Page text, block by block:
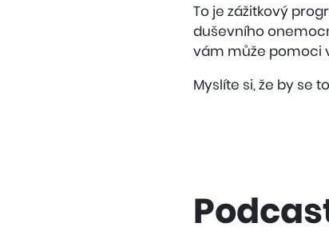
To je zážitkový
duševního
vám může pomoci
Myslíte si, že by se